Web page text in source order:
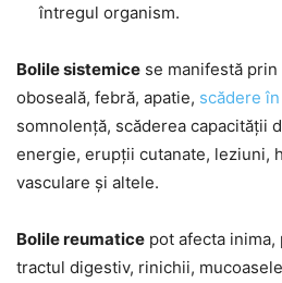
întregul organism.
Bolile sistemice se manifestă
oboseală, febră, apatie, scădere
somnolență, scăderea capacității
energie, erupții cutanate, leziuni,
vasculare și altele.
Bolile reumatice pot afecta inima,
tractul digestiv, rinichii,